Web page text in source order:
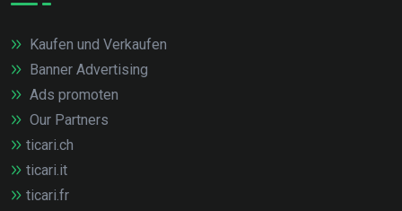
Kaufen und Verkaufen
Banner Advertising
Ads promoten
Our Partners
ticari.ch
ticari.it
ticari.fr